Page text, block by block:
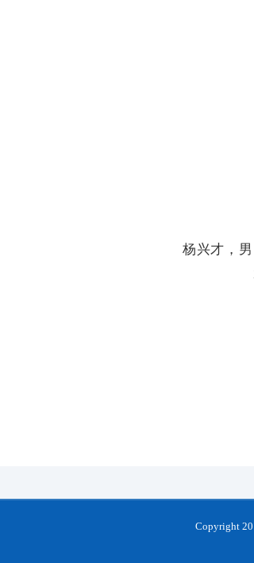
杨兴才，男，侗族，1975年9
2026年2月当选铜仁市
Copyright